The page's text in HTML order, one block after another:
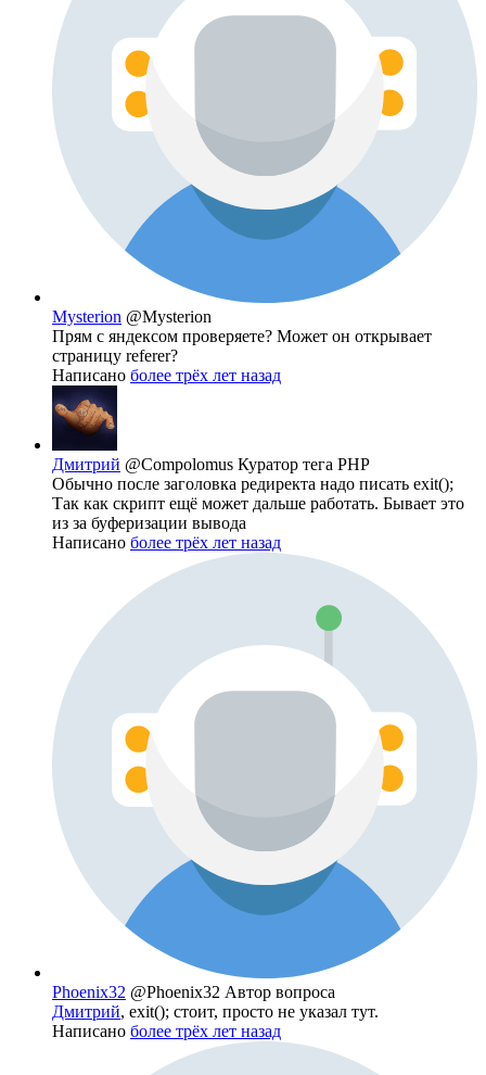
Mysterion @Mysterion
Прям с яндексом проверяете? Может он открывает
страницу referer?
Написано более трёх лет назад
Дмитрий @Compolomus Куратор тега PHP
Обычно после заголовка редиректа надо писать exit();
Так как скрипт ещё может дальше работать. Бывает это
из за буферизации вывода
Написано более трёх лет назад
Phoenix32 @Phoenix32 Автор вопроса
Дмитрий, exit(); стоит, просто не указал тут.
Написано более трёх лет назад